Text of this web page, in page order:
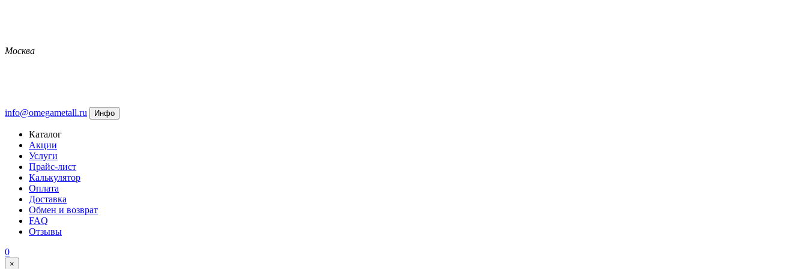
Москва
info@omegametall.ru Инфо
Каталог
Акции
Услуги
Прайс-лист
Калькулятор
Оплата
Доставка
Обмен и возврат
FAQ
Отзывы
0
×